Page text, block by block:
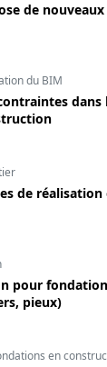
de
du BIM
dans
de réalisation
pour
pieux)
en